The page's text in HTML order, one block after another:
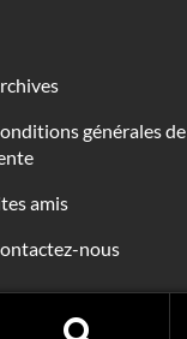
générales de
amis
nous
2006 - 2026